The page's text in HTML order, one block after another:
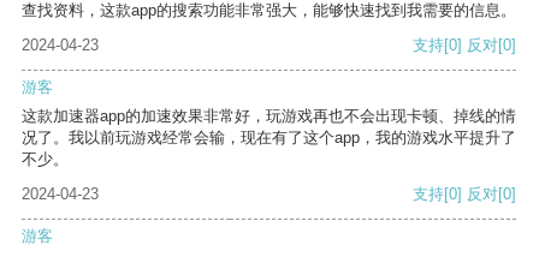
查找资料，这款app的搜索功能非常强大，能够快速找到我需要的信息。
2024-04-23
支持[0] 反对[0]
游客
这款加速器app的加速效果非常好，玩游戏再也不会出现卡顿、掉线的情
况了。我以前玩游戏经常会输，现在有了这个app，我的游戏水平提升了
不少。
2024-04-23
支持[0] 反对[0]
游客